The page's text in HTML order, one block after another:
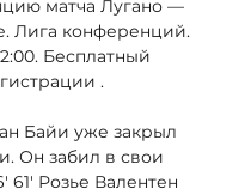
матча Лугано —
Лига конференций.
Бесплатный
.
Байи уже закрыл
Он забил в свои
61' Розье Валентен